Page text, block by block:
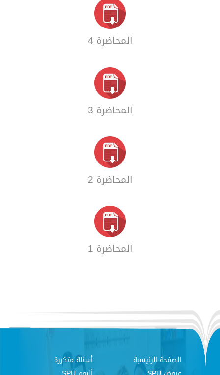
المحاضرة 4
المحاضرة 3
المحاضرة 2
المحاضرة 1
الصفحة الرئيسية
أسئلة متكررة